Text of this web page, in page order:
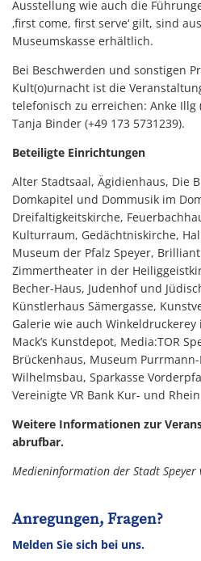
Ausstellung wie auch die
‚first come, first serve‘ gilt, sind
Museumskasse erhältlich.
Bei Beschwerden und sonstigen
Kult(o)urnacht ist die
telefonisch zu erreichen: Anke Illg
Tanja Binder (+49 173 5731239).
Beteiligte Einrichtungen
Alter Stadtsaal, Ägidienhaus, Die
Domkapitel und Dommusik im
Dreifaltigkeitskirche,
Kulturraum, Gedächtniskirche,
Museum der Pfalz Speyer,
Zimmertheater in der
Becher-Haus, Judenhof und
Künstlerhaus Sämergasse,
Galerie wie auch
Mack’s Kunstdepot, Media:TOR
Brückenhaus, Museum
Wilhelmsbau, Sparkasse
Vereinigte VR Bank Kur- und
Weitere Informationen zur
abrufbar.
Medieninformation der Stadt Speyer
Anregungen, Fragen?
Melden Sie sich bei uns.